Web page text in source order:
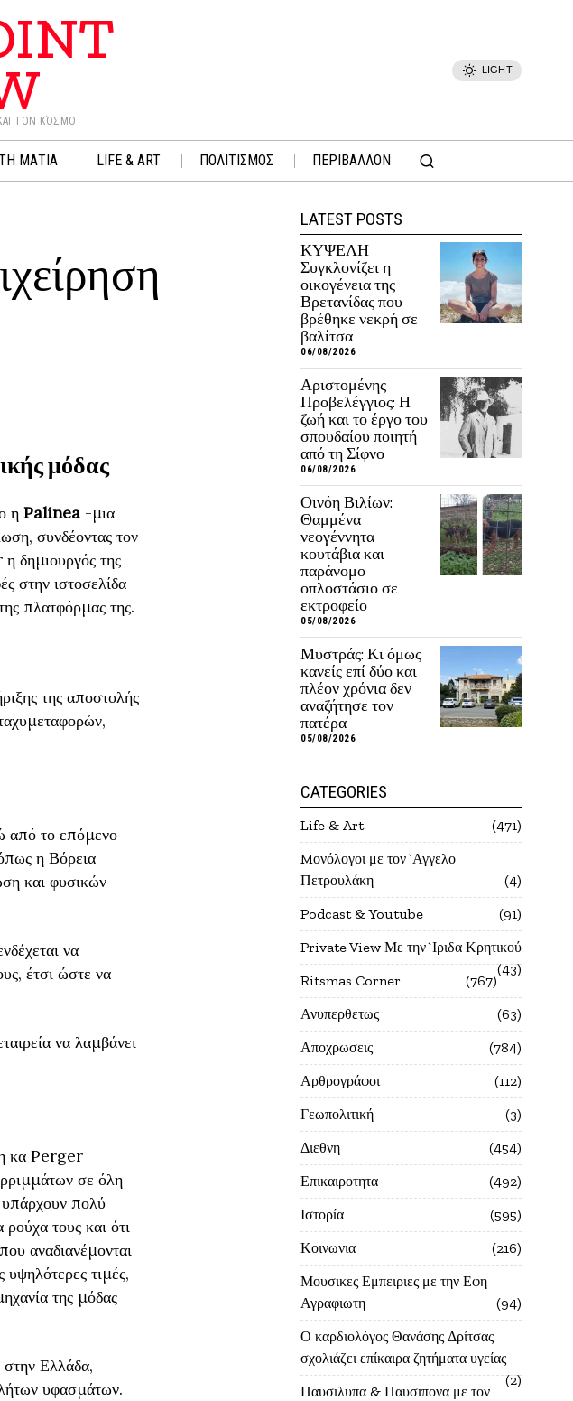
ΤΟΝ ΚΌΣΜΟ
LIGHT
ΜΑΤΙΑ LIFE & ART ΠΟΛΙΤΙΣΜΟΣ ΠΕΡΙΒΑΛΛΟΝ
μόδας
ηPalinea-μια
συνδέοντας τον
δημιουργός της
στην ιστοσελίδα
πλατφόρμας της.
της αποστολής
από το επόμενο
η Βόρεια
και φυσικών
να
έτσι ώστε να
να λαμβάνει
η κα Perger
σε όλη
υπάρχουν πολύ
τους και ότι
αναδιανέμονται
τιμές,
της μόδας
Ελλάδα,
υφασμάτων.
LATEST POSTS
ΚΥΨΕΛΗ
Συγκλονίζει η
οικογένεια της
Βρετανίδας που
βρέθηκε νεκρή σε
βαλίτσα
06/08/2026
Αριστομένης
Προβελέγγιος: Η
ζωή και το έργο του
σπουδαίου ποιητή
από τη Σίφνο
06/08/2026
Οινόη Βιλίων:
Θαμμένα
νεογέννητα
κουτάβια και
παράνομο
οπλοστάσιο σε
εκτροφείο
05/08/2026
Μυστράς: Κι όμως
κανείς επί δύο και
πλέον χρόνια δεν
αναζήτησε τον
πατέρα
05/08/2026
CATEGORIES
Life & Art
471
Mονόλογοι με τον`Αγγελο
Πετρουλάκη
4
Podcast & Youtube
91
Private View Με την`Ιριδα Κρητικού
43
Ritsmas Corner
767
Ανυπερθετως
63
Αποχρωσεις
784
Αρθρογράφοι
112
Γεωπολιτική
3
Διεθνη
454
Επικαιροτητα
492
Ιστορία
595
Κοινωνια
216
Μουσικες Εμπειριες με την Εφη
Αγραφιωτη
94
Ο καρδιολόγος Θανάσης Δρίτσας
σχολιάζει επίκαιρα ζητήματα υγείας
2
Παυσιλυπα & Παυσιπονα με τον